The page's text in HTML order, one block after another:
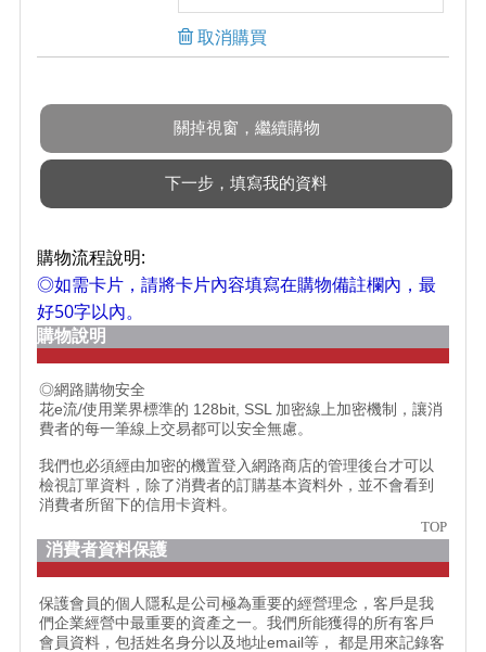
取消購買
購物流程說明:
◎如需卡片，請將卡片內容填寫在購物備註欄內，最
好50字以內。
購物說明
◎網路購物安全
花e流/使用業界標準的 128bit, SSL 加密線上加密機制，讓消
費者的每一筆線上交易都可以安全無慮。
我們也必須經由加密的機置登入網路商店的管理後台才可以
檢視訂單資料，除了消費者的訂購基本資料外，並不會看到
消費者所留下的信用卡資料。
TOP
消費者資料保護
保護會員的個人隱私是公司極為重要的經營理念，客戶是我
們企業經營中最重要的資產之一。我們所能獲得的所有客戶
會員資料，包括姓名身分以及地址email等， 都是用來記錄客